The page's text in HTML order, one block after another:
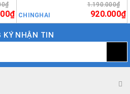
CHINGHAI
1.190.000₫
920.000₫
KÝ NHẬN TIN